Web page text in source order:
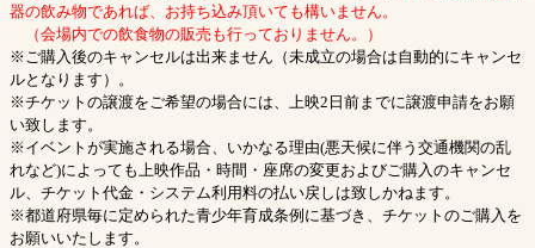
器の飲み物であれば、お持ち込み頂いても構いません。
（会場内での飲食物の販売も行っておりません。）
※ご購入後のキャンセルは出来ません（未成立の場合は自動的にキャンセ
ルとなります）。
※チケットの譲渡をご希望の場合には、上映2日前までに譲渡申請をお願
い致します。
※イベントが実施される場合、いかなる理由(悪天候に伴う交通機関の乱
れなど)によっても上映作品・時間・座席の変更およびご購入のキャンセ
ル、チケット代金・システム利用料の払い戻しは致しかねます。
※都道府県毎に定められた青少年育成条例に基づき、チケットのご購入を
お願いいたします。